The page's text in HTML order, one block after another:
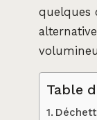
quelques
Table